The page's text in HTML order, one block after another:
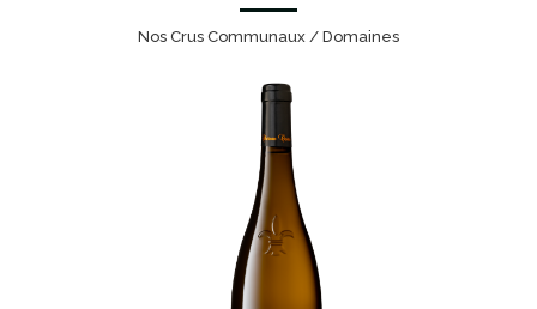
Nos Crus Communaux / Domaines